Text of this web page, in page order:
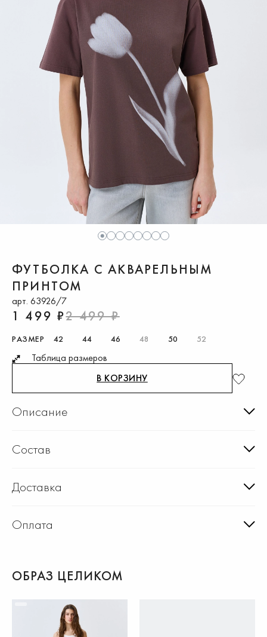
1 2 3 4 5 6 7 8
ФУТБОЛКА С АКВАРЕЛЬНЫМ
ПРИНТОМ
арт. 63926/7
1 499 ₽2 499 ₽
РАЗМЕР 42 44 46 48 50 52
Таблица размеров
В КОРЗИНУ
Описание
Состав
Доставка
Оплата
ОБРАЗ ЦЕЛИКОМ